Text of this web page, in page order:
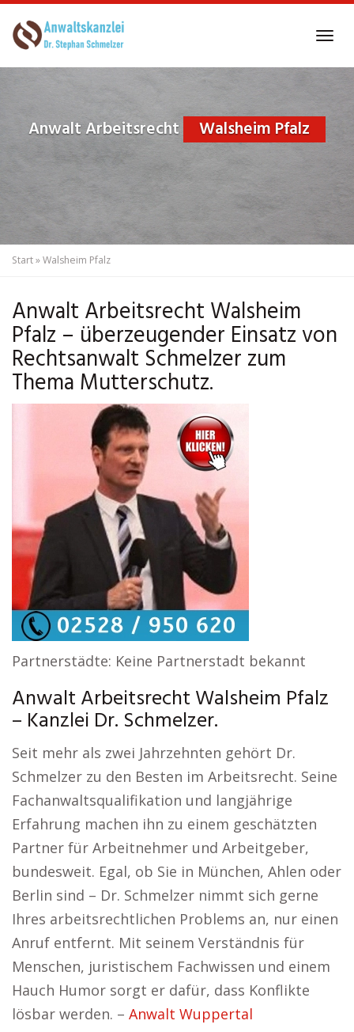
to
Anwalt Arbeitsrecht Walsheim Pfalz
Start»Walsheim Pfalz
Anwalt Arbeitsrecht Walsheim
Pfalz – überzeugender Einsatz von
Rechtsanwalt Schmelzer zum
Thema Mutterschutz.
Partnerstädte: Keine Partnerstadt bekannt
Anwalt Arbeitsrecht Walsheim Pfalz
– Kanzlei Dr. Schmelzer.
Seit mehr als zwei Jahrzehnten gehört Dr.
Schmelzer zu den Besten im Arbeitsrecht. Seine
Fachanwaltsqualifikation und langjährige
Erfahrung machen ihn zu einem geschätzten
Partner für Arbeitnehmer und Arbeitgeber,
bundesweit. Egal, ob Sie in München, Ahlen oder
Berlin sind – Dr. Schmelzer nimmt sich gerne
Ihres arbeitsrechtlichen Problems an, nur einen
Anruf entfernt. Mit seinem Verständnis für
Menschen, juristischem Fachwissen und einem
Hauch Humor sorgt er dafür, dass Konflikte
lösbar werden. – Anwalt Wuppertal